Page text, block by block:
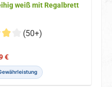
weiß mit Regalbrett
(50+)
€